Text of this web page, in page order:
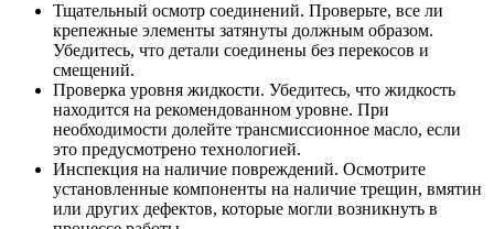
Тщательный осмотр соединений. Проверьте, все ли
крепежные элементы затянуты должным образом.
Убедитесь, что детали соединены без перекосов и
смещений.
Проверка уровня жидкости. Убедитесь, что жидкость
находится на рекомендованном уровне. При
необходимости долейте трансмиссионное масло, если
это предусмотрено технологией.
Инспекция на наличие повреждений. Осмотрите
установленные компоненты на наличие трещин, вмятин
или других дефектов, которые могли возникнуть в